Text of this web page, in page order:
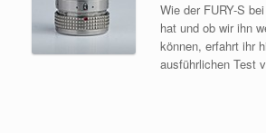
Wie der FURY-S
hat und ob wir ihn
können, erfahrt ihr
ausführlichen Test